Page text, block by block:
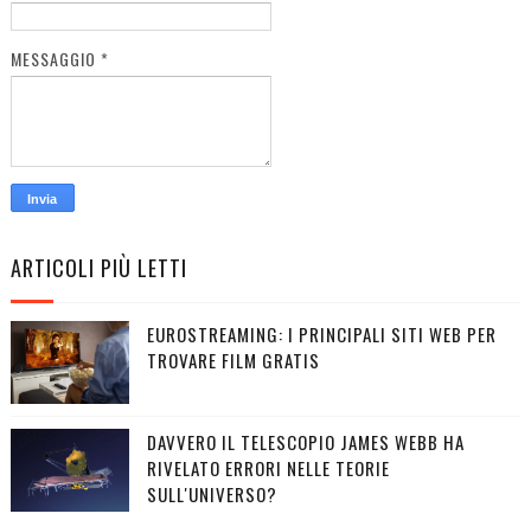
MESSAGGIO *
ARTICOLI PIÙ LETTI
EUROSTREAMING: I PRINCIPALI SITI WEB PER
TROVARE FILM GRATIS
DAVVERO IL TELESCOPIO JAMES WEBB HA
RIVELATO ERRORI NELLE TEORIE
SULL'UNIVERSO?